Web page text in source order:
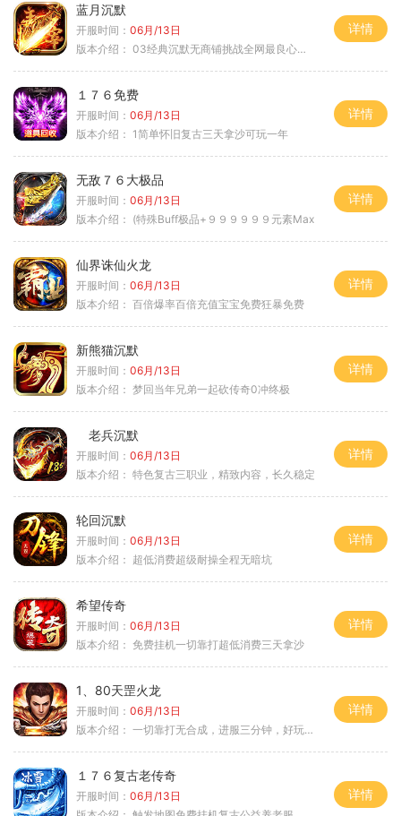
蓝月沉默
开服时间： 06月/13日
版本介绍： 03经典沉默无商铺挑战全网最良心沉默
详情
１７６免费
开服时间： 06月/13日
版本介绍： 1简单怀旧复古三天拿沙可玩一年
详情
无敌７６大极品
开服时间： 06月/13日
版本介绍： (特殊Buff极品+９９９９９９元素Max
详情
仙界诛仙火龙
开服时间： 06月/13日
版本介绍： 百倍爆率百倍充值宝宝免费狂暴免费
详情
新熊猫沉默
开服时间： 06月/13日
版本介绍： 梦回当年兄弟一起砍传奇0冲终极
详情
老兵沉默
开服时间： 06月/13日
版本介绍： 特色复古三职业，精致内容，长久稳定
详情
轮回沉默
开服时间： 06月/13日
版本介绍： 超低消费超级耐操全程无暗坑
详情
希望传奇
开服时间： 06月/13日
版本介绍： 免费挂机一切靠打超低消费三天拿沙
详情
1、80天罡火龙
开服时间： 06月/13日
版本介绍： 一切靠打无合成，进服三分钟，好玩一整年。
详情
１７６复古老传奇
开服时间： 06月/13日
详情